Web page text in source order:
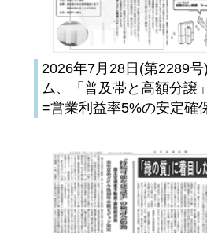
2026年7月28日(第2289
ム、「普及帯と高額分譲
=営業利益率5%の安定確